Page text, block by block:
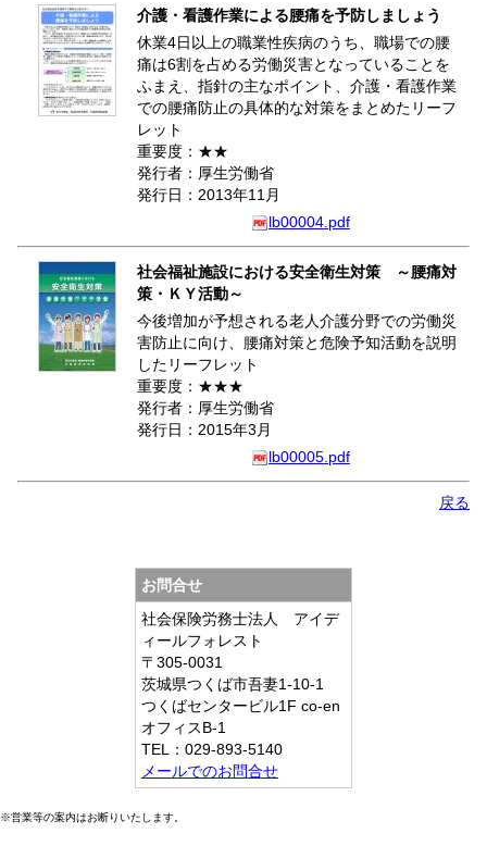
介護・看護作業による腰痛を予防しましょう
休業4日以上の職業性疾病のうち、職場での腰
痛は6割を占める労働災害となっていることを
ふまえ、指針の主なポイント、介護・看護作業
での腰痛防止の具体的な対策をまとめたリーフ
レット
重要度：★★
発行者：厚生労働省
発行日：2013年11月
lb00004.pdf
社会福祉施設における安全衛生対策 ～腰痛対
策・ＫＹ活動～
今後増加が予想される老人介護分野での労働災
害防止に向け、腰痛対策と危険予知活動を説明
したリーフレット
重要度：★★★
発行者：厚生労働省
発行日：2015年3月
lb00005.pdf
戻る
お問合せ
社会保険労務士法人 アイデ
ィールフォレスト
〒305-0031
茨城県つくば市吾妻1-10-1
つくばセンタービル1F co-en
オフィスB-1
TEL：029-893-5140
メールでのお問合せ
※営業等の案内はお断りいたします。